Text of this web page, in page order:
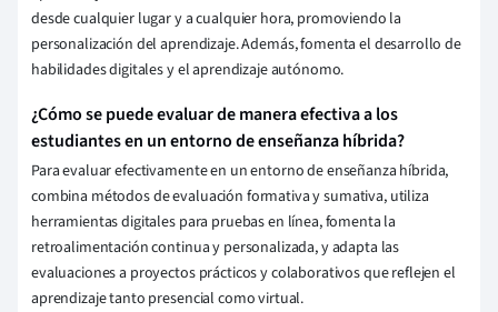
desde cualquier lugar y a cualquier hora, promoviendo la
personalización del aprendizaje. Además, fomenta el desarrollo de
habilidades digitales y el aprendizaje autónomo.
¿Cómo se puede evaluar de manera efectiva a los
estudiantes en un entorno de enseñanza híbrida?
Para evaluar efectivamente en un entorno de enseñanza híbrida,
combina métodos de evaluación formativa y sumativa, utiliza
herramientas digitales para pruebas en línea, fomenta la
retroalimentación continua y personalizada, y adapta las
evaluaciones a proyectos prácticos y colaborativos que reflejen el
aprendizaje tanto presencial como virtual.